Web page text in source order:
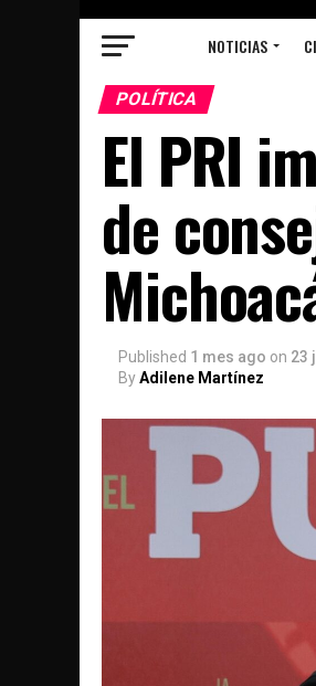
NOTICIAS
POLÍTICA
El PRI
de
Published 1 mes ago on 23
ByAdilene Martínez